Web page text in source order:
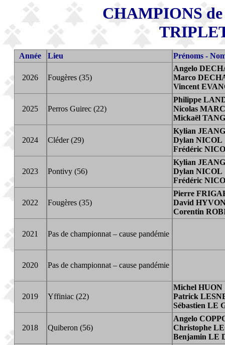
CHAMPIONS
Année Lieu Prénoms -
2026 Fougères (35)
Angelo
Marco
Vincent
2025 Perros Guirec (22)
Philippe
Nicolas
Mickaël
2024 Cléder (29)
Kylian
Dylan NICOL
Frédéric
2023 Pontivy (56)
Kylian
Dylan NICOL
Frédéric
2022 Fougères (35)
Pierre
David
Corentin
2021 Pas de championnat – cause pandémie
2020 Pas de championnat – cause pandémie
2019 Yffiniac (22)
Michel HUON
Patrick
Sébastien LE
2018 Quiberon (56)
Angelo
Christophe
Benjamin LE